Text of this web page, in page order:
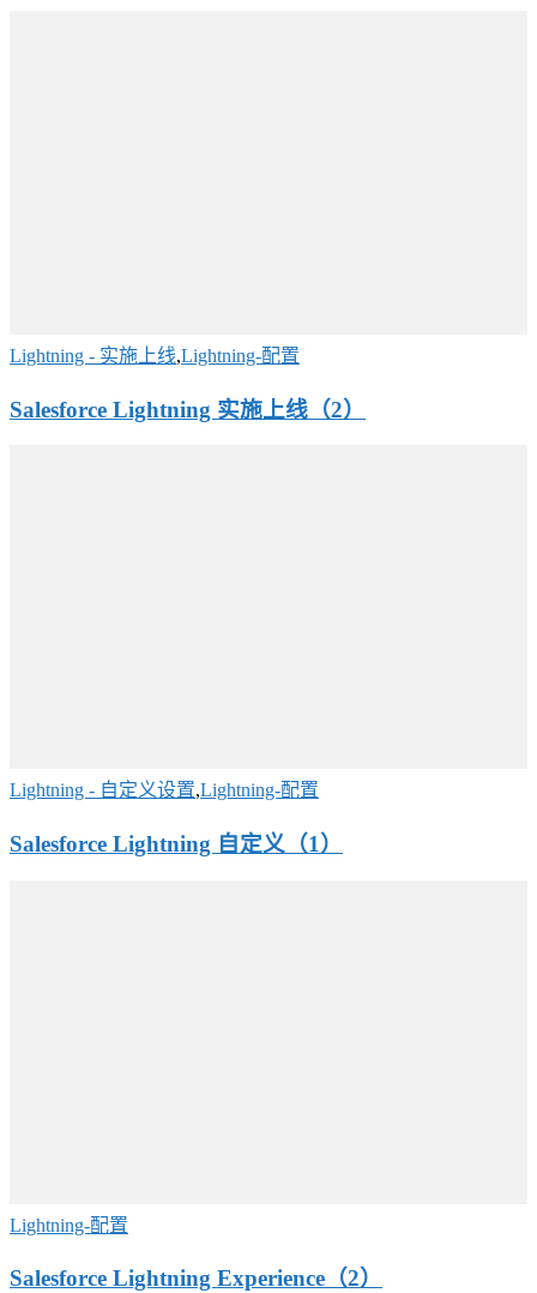
Lightning - 实施上线,Lightning-配置
Salesforce Lightning 实施上线（2）
Lightning - 自定义设置,Lightning-配置
Salesforce Lightning 自定义（1）
Lightning-配置
Salesforce Lightning Experience（2）